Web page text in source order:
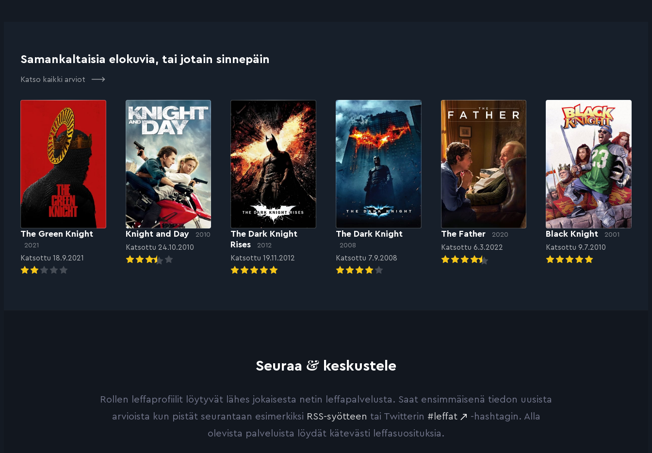
Samankaltaisia elokuvia, tai jotain sinnepäin
Katso kaikki arviot
The Green Knight
2021
Katsottu 18.9.2021
Knight and Day 2010
Katsottu 24.10.2010
The Dark Knight
Rises
2012
Katsottu 19.11.2012
The Dark Knight
2008
Katsottu 7.9.2008
The Father 2020
Katsottu 6.3.2022
Black Knight 2001
Katsottu 9.7.2010
Seuraa & keskustele
Rollen leffaprofiilit löytyvät lähes jokaisesta netin leffapalvelusta. Saat ensimmäisenä tiedon uusista
arvioista kun pistät seurantaan esimerkiksi RSS-syötteen tai Twitterin #leffat
-hashtagin. Alla
olevista palveluista löydät kätevästi leffasuosituksia.